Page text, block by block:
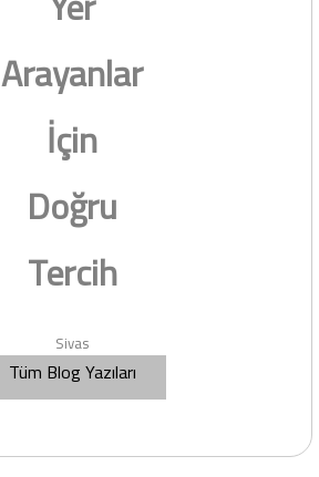
Arayanlar
İçin
Doğru
Tercih
Sivas
Tüm Blog Yazıları